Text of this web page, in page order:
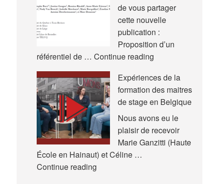
International
l’Actualité
la
en
Éducation
et
en
Formation
(AREF)
de vous partager
cette nouvelle
publication :
Proposition d’un
référentiel de … Continue readingNouveau
Expériences de la
formation des maitres
de stage en Belgique
Nous avons eu le
plaisir de recevoir
Marie Ganzitti (Haute
École en Hainaut) et Céline …
Continue readingExpériences